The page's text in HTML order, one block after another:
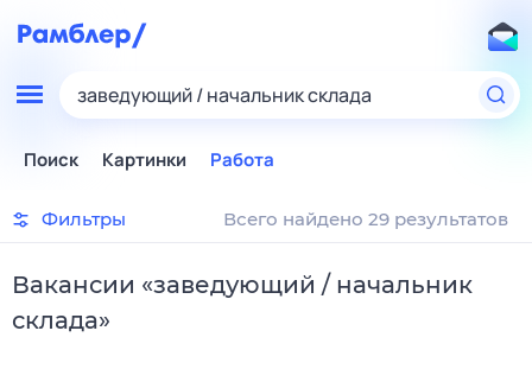
заведующий / начальник склада
Поиск Картинки Работа
Фильтры Всего найдено 29 результатов
Вакансии «заведующий / начальник
склада»